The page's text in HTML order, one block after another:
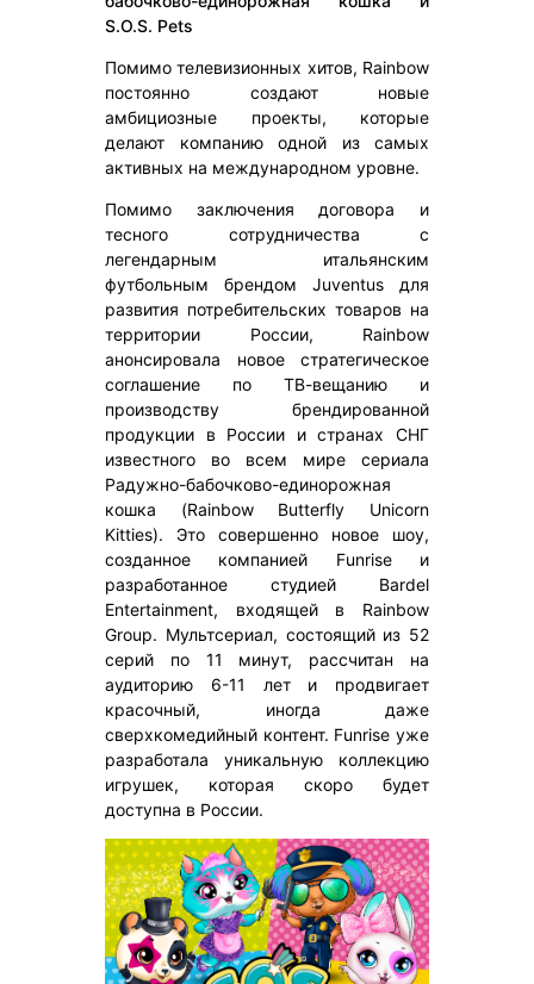
S.O.S. Pets
Помимо телевизионных хитов, Rainbow
постоянно создают новые
амбициозные проекты, которые
делают компанию одной из самых
активных на международном уровне.
Помимо заключения договора и
тесного сотрудничества с
легендарным итальянским
футбольным брендом Juventus для
развития потребительских товаров на
территории России, Rainbow
анонсировала новое стратегическое
соглашение по ТВ-вещанию и
производству брендированной
продукции в России и странах СНГ
известного во всем мире сериала
Радужно-бабочково-единорожная
кошка (Rainbow Butterfly Unicorn
Kitties). Это совершенно новое шоу,
созданное компанией Funrise и
разработанное студией Bardel
Entertainment, входящей в Rainbow
Group. Мультсериал, состоящий из 52
серий по 11 минут, рассчитан на
аудиторию 6-11 лет и продвигает
красочный, иногда даже
сверхкомедийный контент. Funrise уже
разработала уникальную коллекцию
игрушек, которая скоро будет
доступна в России.